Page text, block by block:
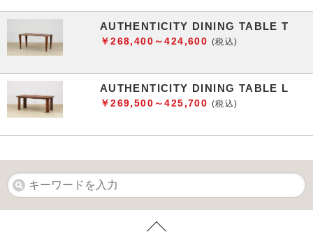
AUTHENTICITY DINING TABLE T
￥268,400～424,600 (税込)
AUTHENTICITY DINING TABLE L
￥269,500～425,700 (税込)